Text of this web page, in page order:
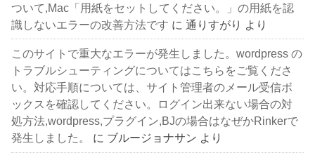
ついて,Mac「用紙をセットしてください。」の用紙を認
識しないエラーの改善方法です に通りすがり より
このサイトで重大なエラーが発生しました。wordpress の
トラブルシューティングについてはこちらをご覧くださ
い。対応手順については、サイト管理者のメール受信ボ
ックスを確認してください。ログイン出来ない場合の対
処方法,wordpress,プラグイン,BJの場合はなぜかRinkerで
発生しました。
に ブルージョナサン より